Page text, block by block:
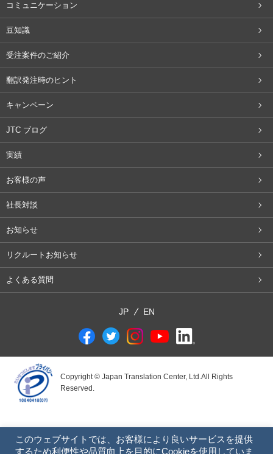
コミュニケーション
豆知識
受注案件のご紹介
翻訳発注時のヒント
キャンペーン
JTC ブログ
実績
お客様の声
社長対談
お知らせ
リクルートお知らせ
よくある質問
JP EN
Copyright © Japan Translation Center, Ltd.All Rights
Reserved.
このウェブサイトでは、お客様により良いサービスを提供
するため利便性や品質向上を目的にCookieを使用していま